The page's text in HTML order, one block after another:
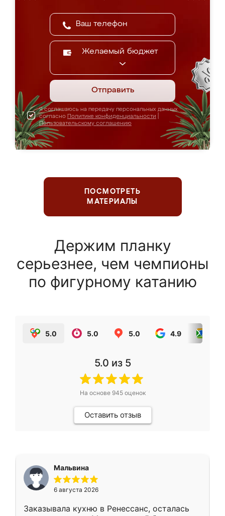
Желаемый бюджет
Отправить
Я соглашаюсь на передачу персональных данных
согласно Политике конфиденциальности
Пользовательскому соглашению
ПОСМОТРЕТЬ
МАТЕРИАЛЫ
Держим планку
серьезнее, чем чемпионы
по фигурному катанию
5.0 5.0 5.0 4.9
5.0 из 5
На основе 945оценок
Оставить отзыв
Мальвина
6 августа 2026
Заказывала кухню в Ренессанс, осталась